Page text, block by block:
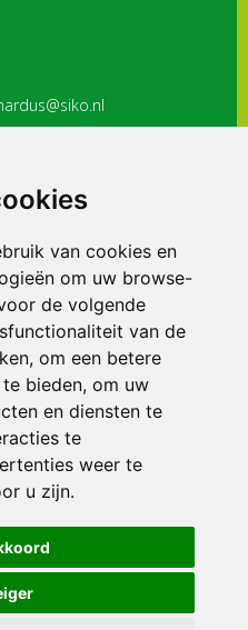
van cookies en
om uw browse-
de volgende
van de
, om een betere
bieden, om uw
en diensten te
te
weer te
u zijn.
VAN
rechten voorbehouden
|RSIN en Anbi
MindOffice